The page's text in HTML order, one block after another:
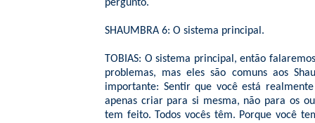
pergunto.
SHAUMBRA 6: O sistema principal.
TOBIAS: O sistema principal, então
problemas, mas eles são comuns aos
importante: Sentir que você está
apenas criar para si mesma, não para os
tem feito. Todos vocês têm. Porque você